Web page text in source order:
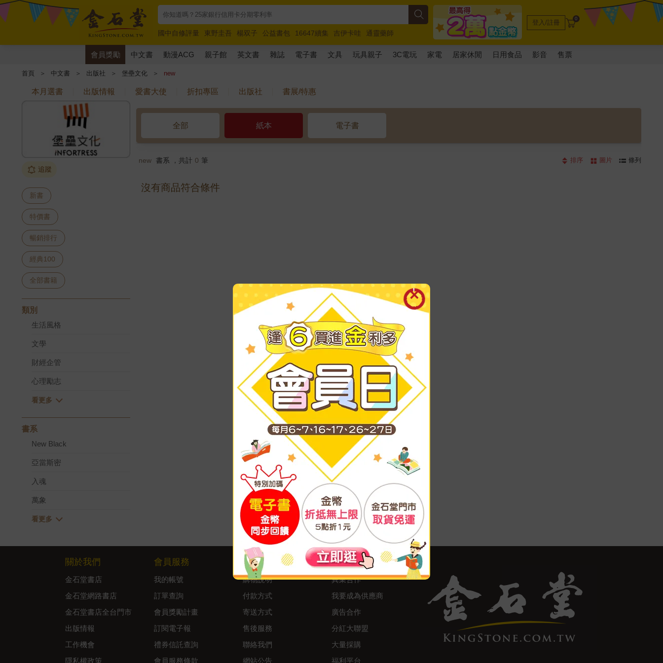
國中自修評量 東野圭吾 楊双子 公益書包 16647續集 吉伊卡哇
通靈藥師
唯紅花綻放
奧德賽 路邊攤新作 馬斯克 玩具總動員5 超慢跑
登入/註冊 0
會員獎勵 中文書 動漫ACG 親子館 英文書 雜誌 電子書 文具 玩具親子 3C電玩 家電 居家休閒 日用食品 影音 售票
首頁 ＞ 中文書 ＞ 出版社 ＞ 堡壘文化 ＞ new
本月選書 出版情報 愛書大使 折扣專區 出版社 書展/特惠
追蹤
新書
特價書
暢銷排行
經典100
全部書籍
類別
生活風格
文學
財經企管
心理勵志
書系
New Black
亞當斯密
入魂
萬象
全部 紙本 電子書
new 書系 ，共計 0 筆 排序 圖片 條列
沒有商品符合條件
關於我們
金石堂書店
金石堂網路書店
金石堂書店全台門市
出版情報
工作機會
隱私權政策
會員服務
我的帳號
訂單查詢
會員獎勵計畫
訂閱電子報
禮券信託查詢
會員服務條款
客服中心
購物說明
付款方式
寄送方式
售後服務
聯絡我們
網站公告
合作與服務
異業合作
我要成為供應商
廣告合作
分紅大聯盟
大量採購
福利平台